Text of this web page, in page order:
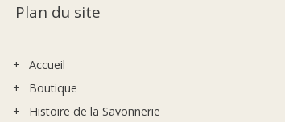
Plan du site
Accueil
Boutique
Histoire de la Savonnerie